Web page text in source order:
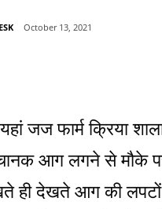
October 13, 2021
यहां जज फार्म क्रिया
आग लगने से मौके
ही देखते आग की लपटों